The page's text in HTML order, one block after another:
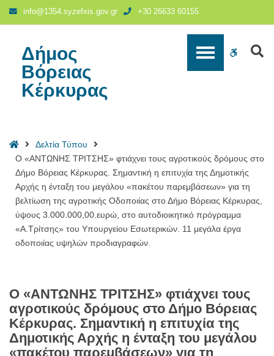
φτιάχνει
αγροτικούς
δρόμους
Κέρκυρας.
Σημαντική
επιτυχία
Δημοτικής
Αρχής
μεγάλου
«πακέτου
παρεμβάσεων»
για
info@1354.syzefxis.gov.gr +30 26633 60155
Δήμος
Βόρειας
Κέρκυρας
WCAG
HomeΔελτία Τύπου
Ο «ΑΝΤΩΝΗΣ ΤΡΙΤΣΗΣ» φτιάχνει τους αγροτικούς δρόμους στο
Δήμο Βόρειας Κέρκυρας. Σημαντική η επιτυχία της Δημοτικής
Αρχής η ένταξη του μεγάλου «πακέτου παρεμβάσεων» για τη
βελτίωση της αγροτικής Οδοποιίας στο Δήμο Βόρειας Κέρκυρας,
ύψους 3.000.000,00.ευρώ, στο αυτοδιοικητικό πρόγραμμα
«Α.Τρίτσης» του Υπουργείου Εσωτερικών. 11 μεγάλα έργα
οδοποιίας υψηλών προδιαγραφών.
Ο «ΑΝΤΩΝΗΣ ΤΡΙΤΣΗΣ» φτιάχνει τους
αγροτικούς δρόμους στο Δήμο Βόρειας
Κέρκυρας. Σημαντική η επιτυχία της
Δημοτικής Αρχής η ένταξη του μεγάλου
«πακέτου παρεμβάσεων» για τη